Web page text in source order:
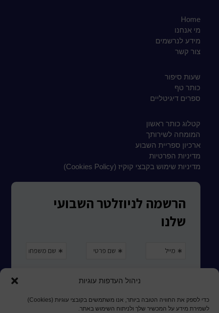
ניהול העדפות עוגיות
כדי לספק את החוויה הטובה ביותר, אנו משתמשים בקובצי עוגיות (Cookies)
לשמירת מידע על המכשיר שלך ולניתוח השימוש באתר.
Home
מי אנחנו
מידע לנרשמים
צור קשר
שעות סיפור
כותר טף
ספרים דיגיטליים
קטלוג כותר ראשון
המומחה לשירותך
ארכיון ספריית השבוע
מדיניות הפרטיות
מדיניות שימוש בקבצי קוקיז (Cookies Policy)